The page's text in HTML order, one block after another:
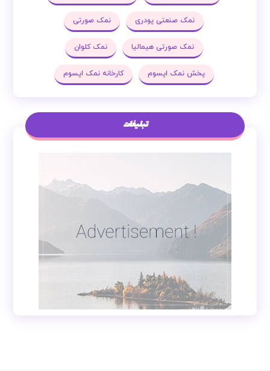
نمک صنعتی پودری نمک صورتی
نمک صورتی هیمالیا نمک کلوان
پخش نمک اپسوم کارخانه نمک اپسوم
تبلیغات